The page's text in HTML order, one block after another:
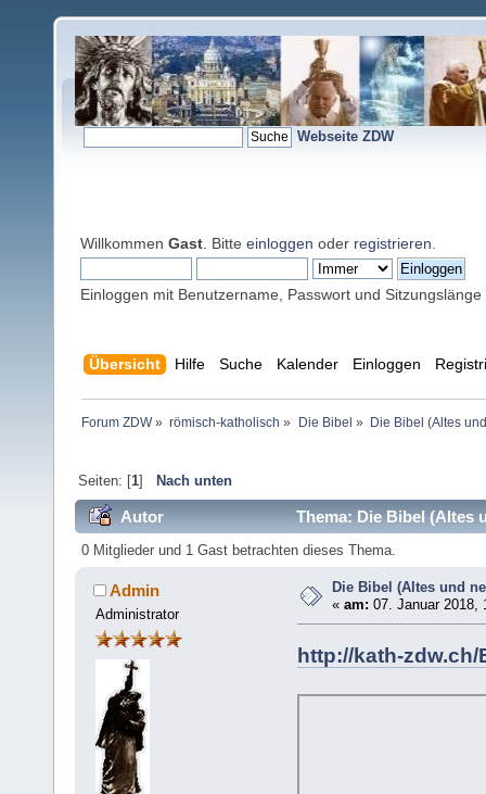
Webseite ZDW
Willkommen Gast . Bitte einloggen oder registrieren
Einloggen mit Benutzername, Passwort und Sitzungslänge
Übersicht Hilfe Suche Kalender Einloggen
Forum ZDW» römisch-katholisch » Die Bibel » Die Bibel (Altes
Seiten: [1] Nach unten
Autor Thema: Die Bibel (Altes
0 Mitglieder und 1 Gast betrachten dieses Thema.
Admin
Administrator
Die Bibel (Altes und
«am: 07. Januar 2018,
http://kath-